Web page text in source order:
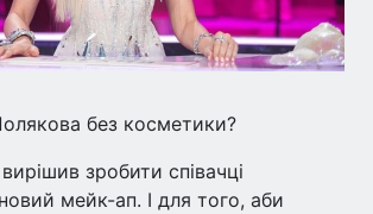
без косметики?
зробити співачці
мейк-ап. І для того, аби